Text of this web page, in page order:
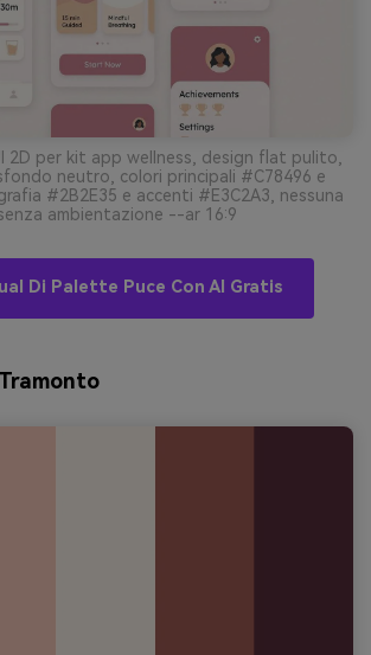
2D per kit app wellness, design flat pulito,
neutro, colori principali #C78496 e
#2B2E35 e accenti #E3C2A3, nessuna
ambientazione --ar 16:9
Di Palette Puce Con AI Gratis